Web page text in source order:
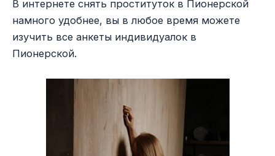
В интернете снять проституток в Пионерской
намного удобнее, вы в любое время можете
изучить все анкеты индивидуалок в
Пионерской.